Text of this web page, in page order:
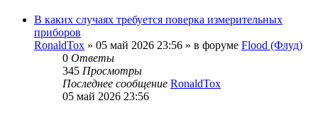
В каких случаях требуется поверка измерительных
приборов
RonaldTox » 05 май 2026 23:56 » в форуме Flood (Флуд)
0 Ответы
345 Просмотры
Последнее сообщение RonaldTox
05 май 2026 23:56